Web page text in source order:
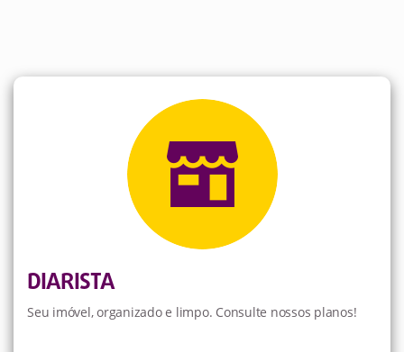
DIARISTA
Seu imóvel, organizado e limpo. Consulte nossos planos!